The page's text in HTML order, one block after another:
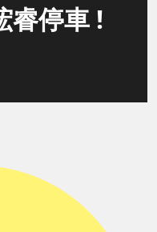
睿停車 !